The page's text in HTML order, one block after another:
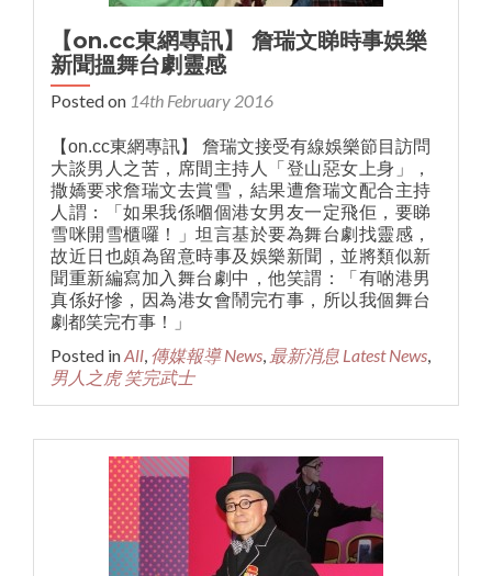
【on.cc東網專訊】 詹瑞文睇時事娛樂
新聞搵舞台劇靈感
Posted on 14th February 2016
【on.cc東網專訊】 詹瑞文接受有線娛樂節目訪問
大談男人之苦，席間主持人「登山惡女上身」，
撒嬌要求詹瑞文去賞雪，結果遭詹瑞文配合主持
人謂：「如果我係嗰個港女男友一定飛佢，要睇
雪咪開雪櫃囉！」坦言基於要為舞台劇找靈感，
故近日也頗為留意時事及娛樂新聞，並將類似新
聞重新編寫加入舞台劇中，他笑謂：「有啲港男
真係好慘，因為港女會鬧完冇事，所以我個舞台
劇都笑完冇事！」
Posted inAll, 傳媒報導 News, 最新消息 Latest News,
男人之虎 笑完武士